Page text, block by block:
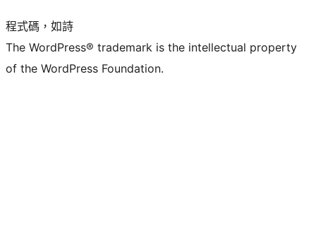
程式碼，如詩
The WordPress® trademark is the intellectual property
of the WordPress Foundation.